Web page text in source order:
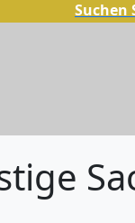
Suchen